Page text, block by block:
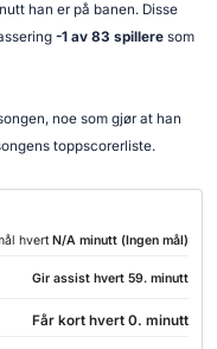
han er på banen. Disse
-1 av 83 spilleresom
noe som gjør at han
toppscorerliste.
hvert N/A minutt (Ingen mål)
Gir assist hvert 59. minutt
Får kort hvert 0. minutt